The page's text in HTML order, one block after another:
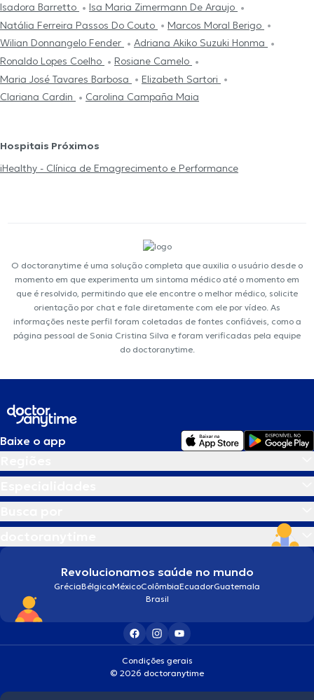
Isadora Barretto
Isa Maria Zimermann De Araujo
Natália Ferreira Passos Do Couto
Marcos Moral Berigo
Wilian Donnangelo Fender
Adriana Akiko Suzuki Honma
Ronaldo Lopes Coelho
Rosiane Camelo
Maria José Tavares Barbosa
Elizabeth Sartori
Clariana Cardin
Carolina Campaña Maia
Hospitais Próximos
iHealthy - Clínica de Emagrecimento e Performance
O doctoranytime é uma solução completa que auxilia o usuário desde o
momento em que experimenta um sintoma médico até o momento em
que é resolvido, permitindo que ele encontre o melhor médico, solicite
orientação por chat e fale diretamente com ele por vídeo. As
informações neste perfil foram coletadas de fontes confiáveis, como a
página pessoal de Sonia Cristina Silva e foram verificadas pela equipe
do doctoranytime.
Baixe o app
Revolucionamos saúde no mundo
GréciaBélgicaMéxicoColômbiaEcuadorGuatemala
Brasil
Condições gerais
© 2026 doctoranytime